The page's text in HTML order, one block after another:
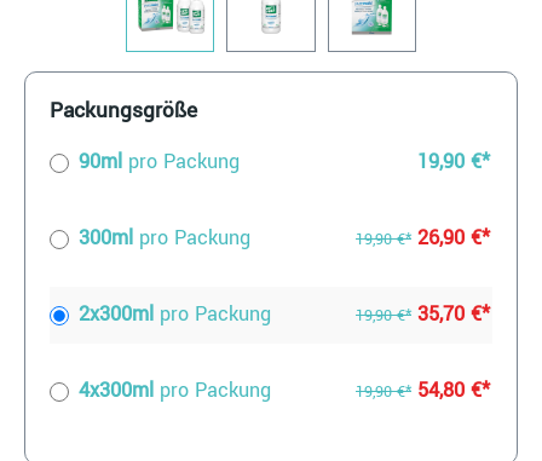
Packungsgröße
90ml pro Packung 19,90 €*
300ml pro Packung 19,90 €* 26,90 €*
2x300ml pro Packung 19,90 €* 35,70 €*
4x300ml pro Packung 19,90 €* 54,80 €*